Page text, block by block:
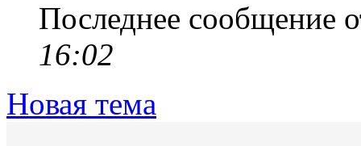
Последнее сообщение
16:02
Новая тема